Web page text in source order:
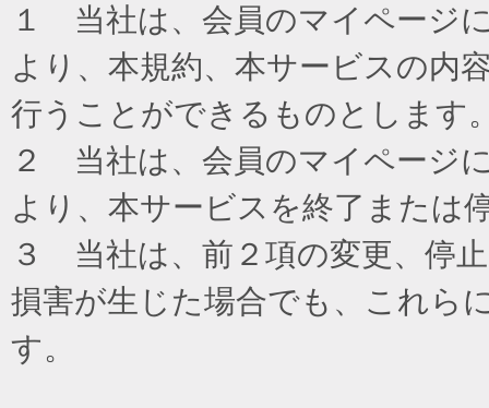
１ 当社は、会員のマイページ
より、本規約、本サービスの内
行うことができるものとします
２ 当社は、会員のマイページ
より、本サービスを終了または
３ 当社は、前２項の変更、停
損害が生じた場合でも、これら
す。